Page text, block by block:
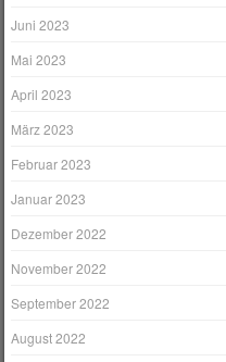
Juni 2023
Mai 2023
April 2023
März 2023
Februar 2023
Januar 2023
Dezember 2022
November 2022
September 2022
August 2022